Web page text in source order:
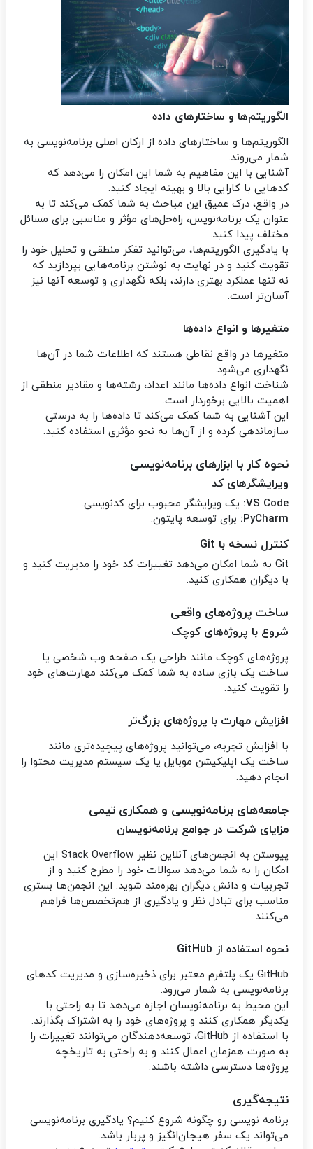
الگوریتم‌ها و ساختارهای داده
الگوریتم‌ها و ساختارهای داده از ارکان اصلی برنامه‌نویسی به
شمار می‌روند.
آشنایی با این مفاهیم به شما این امکان را می‌دهد که
کدهایی با کارایی بالا و بهینه ایجاد کنید.
در واقع، درک عمیق این مباحث به شما کمک می‌کند تا به
عنوان یک برنامه‌نویس، راه‌حل‌های مؤثر و مناسبی برای مسائل
مختلف پیدا کنید.
با یادگیری الگوریتم‌ها، می‌توانید تفکر منطقی و تحلیل خود را
تقویت کنید و در نهایت به نوشتن برنامه‌هایی بپردازید که
نه تنها عملکرد بهتری دارند، بلکه نگهداری و توسعه آنها نیز
آسان‌تر است.
متغیرها و انواع داده‌ها
متغیرها در واقع نقاطی هستند که اطلاعات شما در آن‌ها
نگهداری می‌شود.
شناخت انواع داده‌ها مانند اعداد، رشته‌ها و مقادیر منطقی از
اهمیت بالایی برخوردار است.
این آشنایی به شما کمک می‌کند تا داده‌ها را به درستی
سازماندهی کرده و از آن‌ها به نحو مؤثری استفاده کنید.
نحوه کار با ابزارهای برنامه‌نویسی
ویرایشگرهای کد
VS Code: یک ویرایشگر محبوب برای کدنویسی.
PyCharm: برای توسعه پایتون.
کنترل نسخه با Git
Git به شما امکان می‌دهد تغییرات کد خود را مدیریت کنید و
با دیگران همکاری کنید.
ساخت پروژه‌های واقعی
شروع با پروژه‌های کوچک
پروژه‌های کوچک مانند طراحی یک صفحه وب شخصی یا
ساخت یک بازی ساده به شما کمک می‌کند مهارت‌های خود
را تقویت کنید.
افزایش مهارت با پروژه‌های بزرگ‌تر
با افزایش تجربه، می‌توانید پروژه‌های پیچیده‌تری مانند
ساخت یک اپلیکیشن موبایل یا یک سیستم مدیریت محتوا را
انجام دهید.
جامعه‌های برنامه‌نویسی و همکاری تیمی
مزایای شرکت در جوامع برنامه‌نویسان
پیوستن به انجمن‌های آنلاین نظیر Stack Overflow این
امکان را به شما می‌دهد سوالات خود را مطرح کنید و از
تجربیات و دانش دیگران بهره‌مند شوید. این انجمن‌ها بستری
مناسب برای تبادل نظر و یادگیری از هم‌تخصص‌ها فراهم
می‌کنند.
نحوه استفاده از GitHub
GitHub یک پلتفرم معتبر برای ذخیره‌سازی و مدیریت کدهای
برنامه‌نویسی به شمار می‌رود.
این محیط به برنامه‌نویسان اجازه می‌دهد تا به راحتی با
یکدیگر همکاری کنند و پروژه‌های خود را به اشتراک بگذارند.
با استفاده از GitHub، توسعه‌دهندگان می‌توانند تغییرات را
به صورت همزمان اعمال کنند و به راحتی به تاریخچه
پروژه‌ها دسترسی داشته باشند.
نتیجه‌گیری
برنامه‌ نویسی رو چگونه شروع کنیم؟ یادگیری برنامه‌نویسی
می‌تواند یک سفر هیجان‌انگیز و پربار باشد.